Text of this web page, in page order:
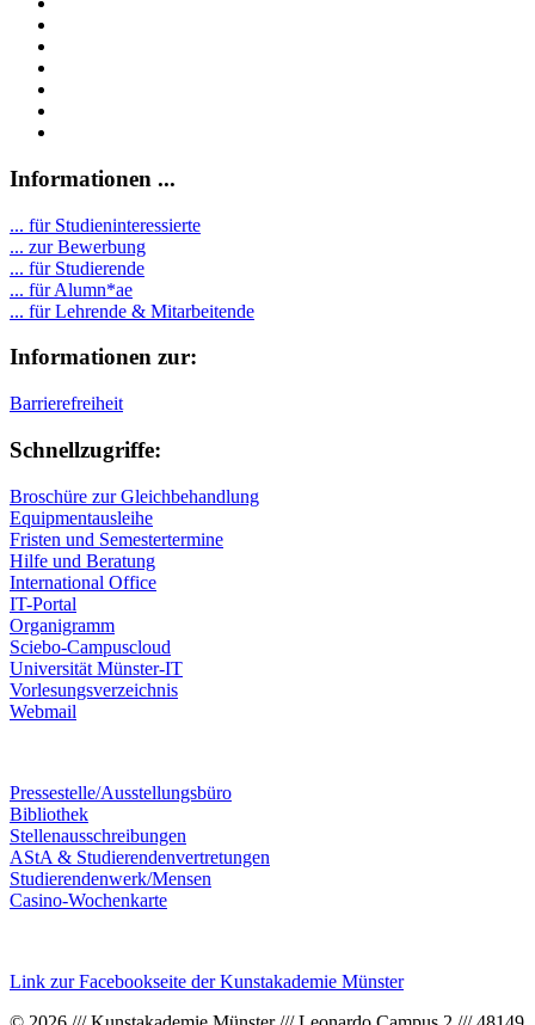
Informationen ...
... für Studieninteressierte
... zur Bewerbung
... für Studierende
... für Alumn*ae
... für Lehrende & Mitarbeitende
Informationen zur:
Barrierefreiheit
Schnellzugriffe:
Broschüre zur Gleichbehandlung
Equipmentausleihe
Fristen und Semestertermine
Hilfe und Beratung
International Office
IT-Portal
Organigramm
Sciebo-Campuscloud
Universität Münster-IT
Vorlesungsverzeichnis
Webmail
Pressestelle/Ausstellungsbüro
Bibliothek
Stellenausschreibungen
AStA & Studierendenvertretungen
Studierendenwerk/Mensen
Casino-Wochenkarte
Link zur Facebookseite der Kunstakademie Münster